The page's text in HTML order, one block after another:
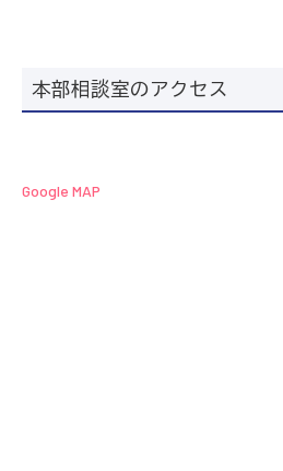
本部相談室のアクセス
Google MAP